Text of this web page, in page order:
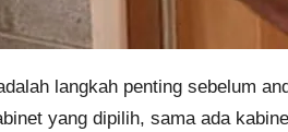
langkah penting sebelum
yang dipilih, sama ada